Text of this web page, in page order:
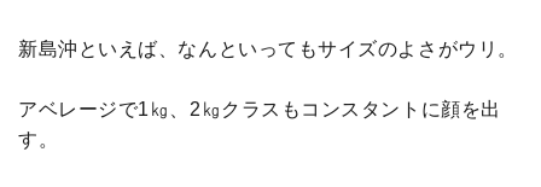
新島沖といえば、なんといってもサイズのよさがウリ。
アベレージで1㎏、2㎏クラスもコンスタントに顔を出
す。